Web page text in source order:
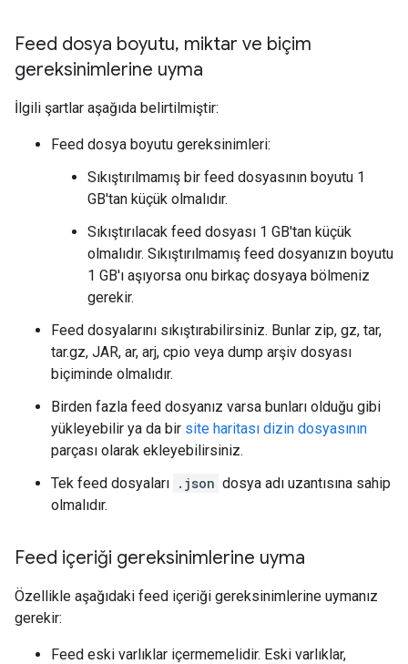
Feed dosya boyutu, miktar ve biçim
gereksinimlerine uyma
İlgili şartlar aşağıda belirtilmiştir:
Feed dosya boyutu gereksinimleri:
Sıkıştırılmamış bir feed dosyasının boyutu 1
GB'tan küçük olmalıdır.
Sıkıştırılacak feed dosyası 1 GB'tan küçük
olmalıdır. Sıkıştırılmamış feed dosyanızın boyutu
1 GB'ı aşıyorsa onu birkaç dosyaya bölmeniz
gerekir.
Feed dosyalarını sıkıştırabilirsiniz. Bunlar zip, gz, tar,
tar.gz, JAR, ar, arj, cpio veya dump arşiv dosyası
biçiminde olmalıdır.
Birden fazla feed dosyanız varsa bunları olduğu gibi
yükleyebilir ya da bir site haritası dizin dosyasının
parçası olarak ekleyebilirsiniz.
Tek feed dosyaları .json dosya adı uzantısına sahip
olmalıdır.
Feed içeriği gereksinimlerine uyma
Özellikle aşağıdaki feed içeriği gereksinimlerine uymanız
gerekir:
Feed eski varlıklar içermemelidir. Eski varlıklar,